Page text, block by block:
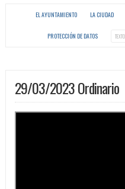
EL AYUNTAMIENTO LA CIUDAD
PROTECCIÓN DE DATOS
29/03/2023 Ordinario